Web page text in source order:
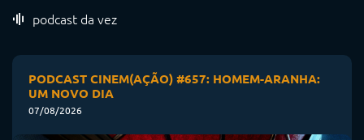
podcast da vez
PODCAST CINEM(AÇÃO) #657: HOMEM-ARANHA:
UM NOVO DIA
07/08/2026